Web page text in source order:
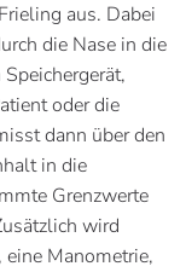
aus. Dabei
die Nase in die
oder die
dann über den
in die
Grenzwerte
wird
Manometrie,